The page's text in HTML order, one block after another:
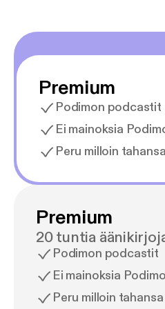
Premium
Podimon podcastit
Ei mainoksia
Peru milloin tahansa
Premium
20 tuntia
Podimon podcastit
Ei mainoksia
Peru milloin tahansa